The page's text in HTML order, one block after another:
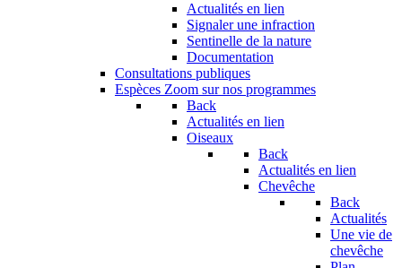
Actualités en lien
Signaler une infraction
Sentinelle de la nature
Documentation
Consultations publiques
Espèces Zoom sur nos programmes
Back
Actualités en lien
Oiseaux
Back
Actualités en lien
Chevêche
Back
Actualités
Une vie de
chevêche